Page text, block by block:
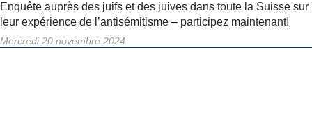
Enquête auprès des juifs et des juives dans toute la Suisse sur
leur expérience de l’antisémitisme – participez maintenant!
Mercredi 20 novembre 2024